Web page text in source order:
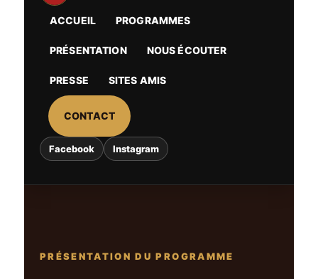
ACCUEIL PROGRAMMES
PRÉSENTATION NOUS ÉCOUTER
PRESSE SITES AMIS
CONTACT
Facebook Instagram
PRÉSENTATION DU PROGRAMME